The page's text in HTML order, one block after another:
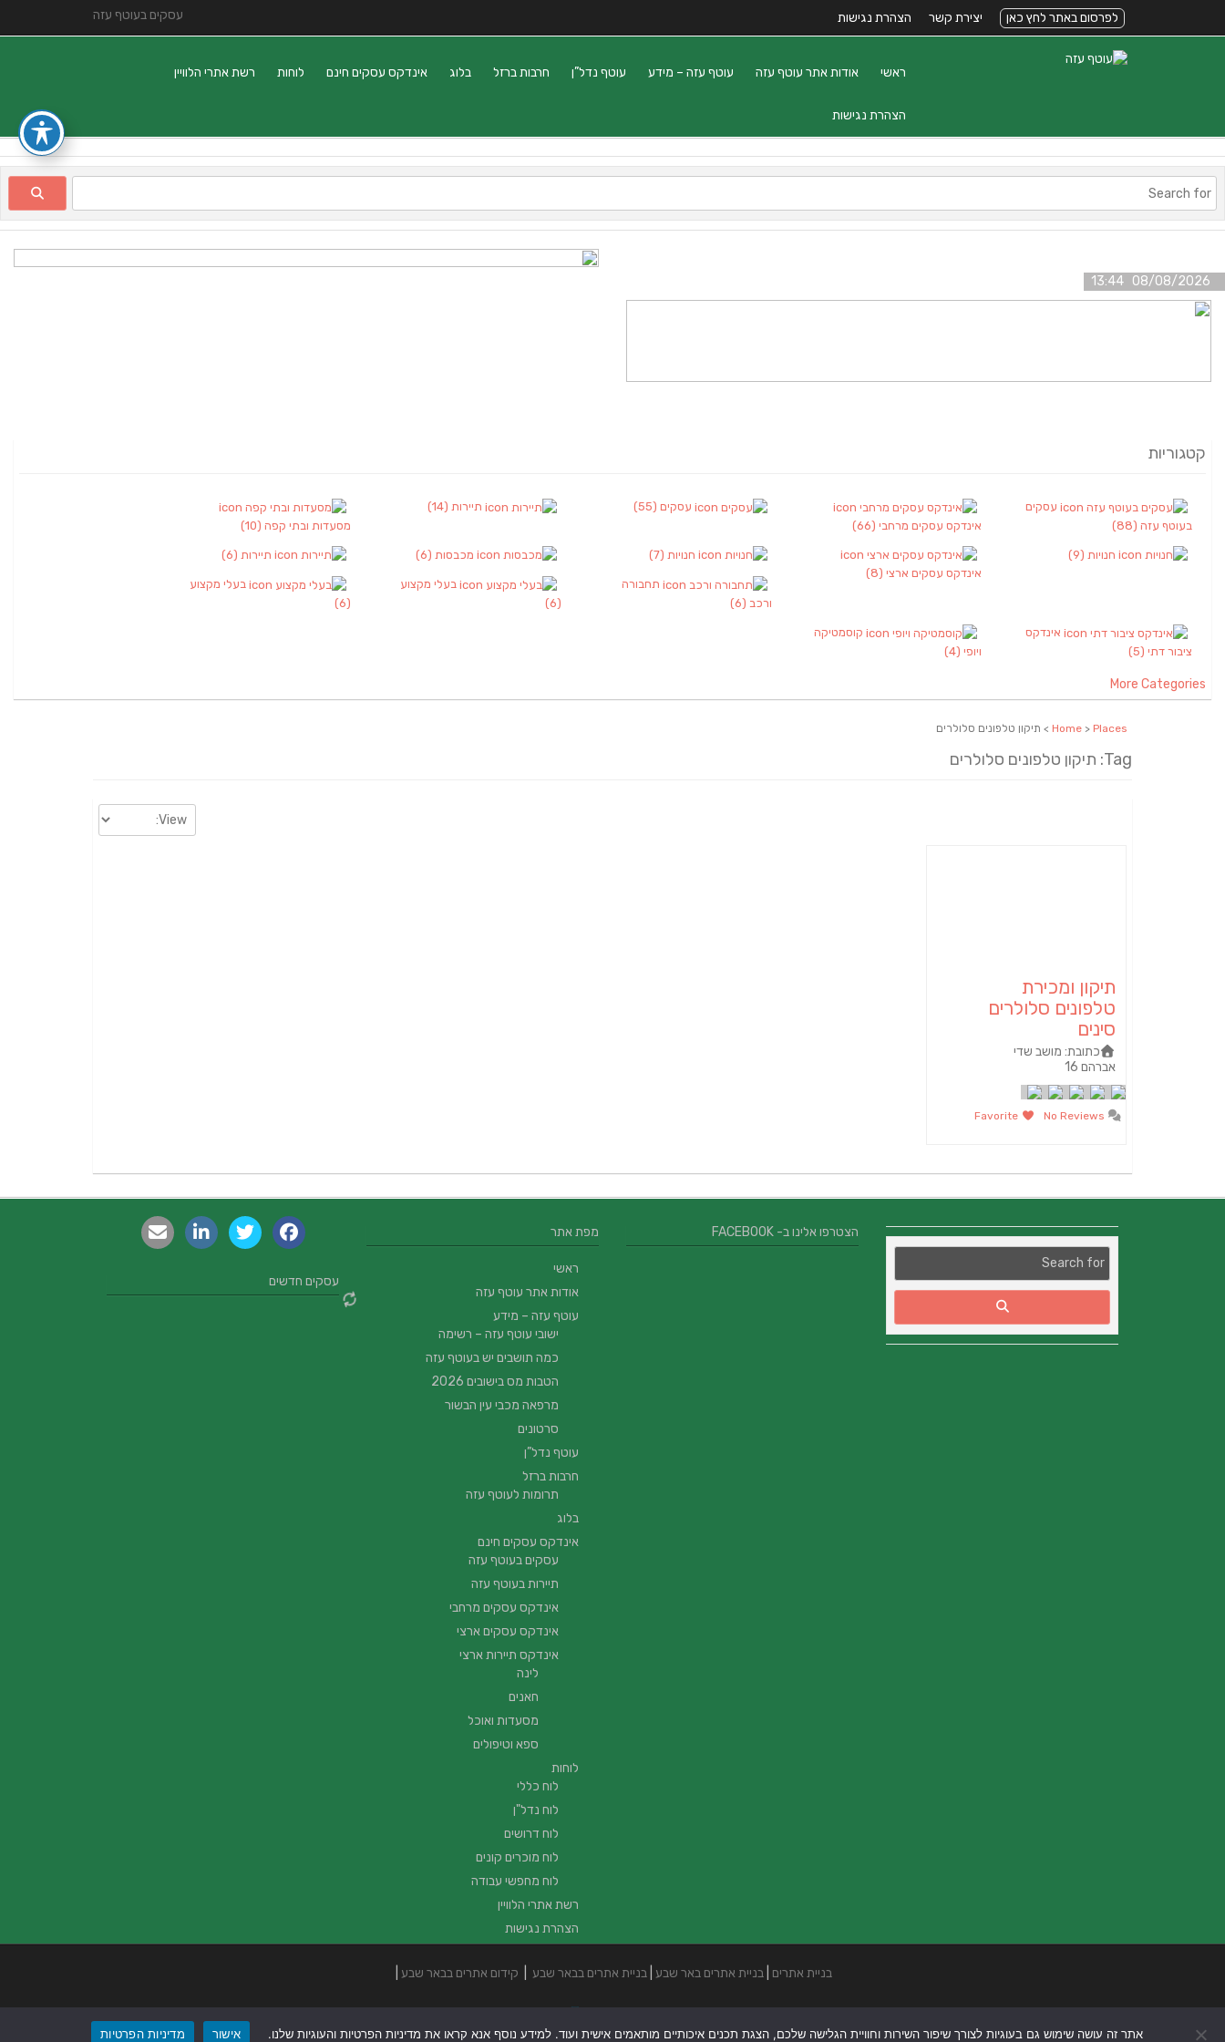
עסקים בעוטף עזה לפרסום באתר לחץ כאן יצירת קשר הצהרת נגישות
ראשי אודות אתר עוטף עזה עוטף עזה – מידע עוטף נדל”ן חרבות ברזל בלוג אינדקס עסקים חינם לוחות רשת אתרי הלוויין
הצהרת נגישות
08/08/2026 13:44
קטגוריות
עסקים
בעוטף עזה (88) אינדקס עסקים מרחבי (66)
עסקים (55) תיירות (14)
מסעדות ובתי קפה (10)
חנויות (9)
אינדקס עסקים ארצי (8)
חנויות (7) מכבסות (6) תיירות (6)
תחבורה
ורכב (6)
בעלי מקצוע
(6)
בעלי מקצוע
(6)
אינדקס
ציבור דתי (5)
קוסמטיקה
ויופי (4)
More Categories
Home > Places > תיקון טלפונים סלולרים
Tag: תיקון טלפונים סלולרים
תיקון ומכירת
טלפונים סלולרים
סינים
כתובת: מושב שדי
אברהם 16
עסקים חדשים
מפת אתר
ראשי
אודות אתר עוטף עזה
עוטף עזה – מידע
ישובי עוטף עזה – רשימה
כמה תושבים יש בעוטף עזה
הטבות מס בישובים 2026
מרפאה מכבי עין הבשור
סרטונים
עוטף נדל”ן
חרבות ברזל
תרומות לעוטף עזה
בלוג
אינדקס עסקים חינם
עסקים בעוטף עזה
תיירות בעוטף עזה
אינדקס עסקים מרחבי
אינדקס עסקים ארצי
אינדקס תיירות ארצי
לינה
חאנים
מסעדות ואוכל
ספא וטיפולים
לוחות
לוח כללי
לוח נדל"ן
לוח דרושים
לוח מוכרים קונים
לוח מחפשי עבודה
רשת אתרי הלוויין
הצהרת נגישות
הצטרפו אלינו ב- FACEBOOK
בניית אתרים בניית אתרים באר שבע בניית אתרים בבאר שבע קידום אתרים בבאר שבע
אתר זה עושה שימוש גם בעוגיות לצורך שיפור השירות וחוויית הגלישה שלכם, הצגת תכנים איכותיים מותאמים אישית ועוד. למידע נוסף אנא קראו את מדיניות הפרטיות והעוגיות שלנו. אישור מדיניות הפרטיות